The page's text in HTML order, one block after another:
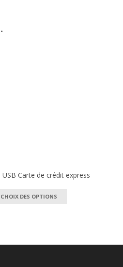
USB Carte de crédit express
CHOIX DES OPTIONS
Les